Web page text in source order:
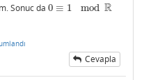
Sonuc da 0 ≡ 1 mod R
0 ≡1mod R
Cevapla